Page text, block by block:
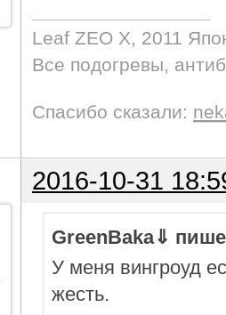
Leaf ZEO Х, 2011
Все подогревы,
Спасибо сказали:
2016-10-31
GreenBaka⇓
У меня вингроуд
жесть.